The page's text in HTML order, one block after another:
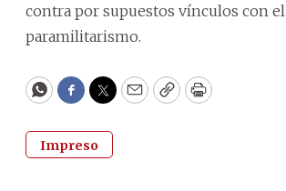
contra por supuestos vínculos con el
paramilitarismo.
WhatsApp
Facebook
Twitter
EmailCopyPrint
Impreso